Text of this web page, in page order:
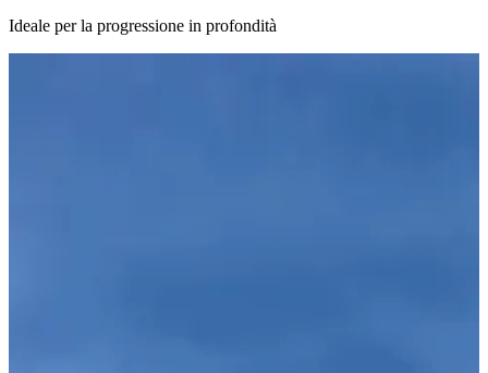
Ideale per la progressione in profondità